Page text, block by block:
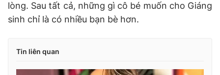
lòng. Sau tất cả, những gì cô bé muốn cho Giáng
sinh chỉ là có nhiều bạn bè hơn.
Tin liên quan